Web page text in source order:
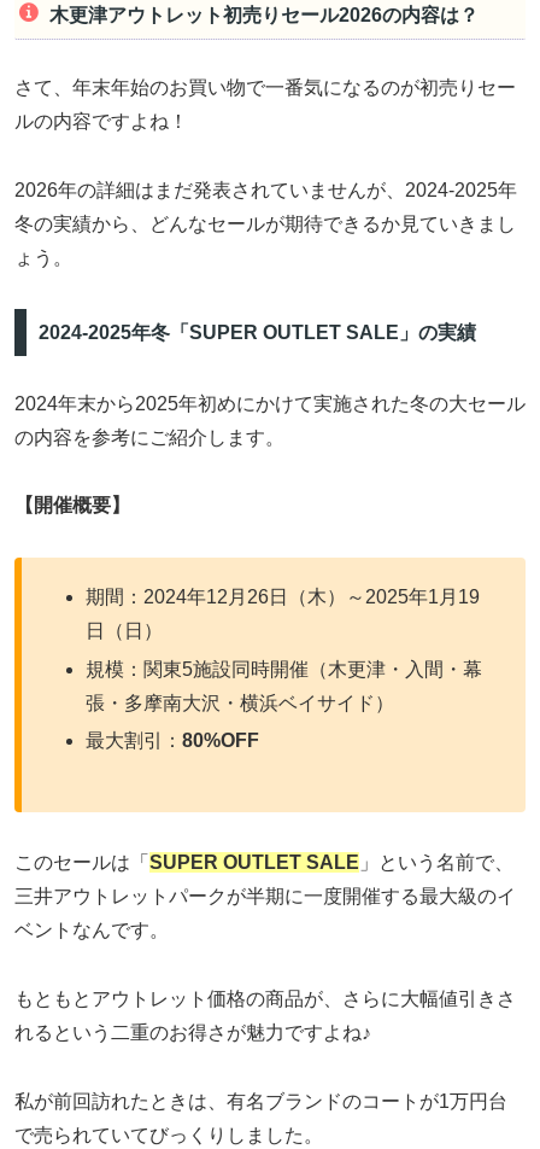
木更津アウトレット初売りセール2026の内容は？
さて、年末年始のお買い物で一番気になるのが初売りセー
ルの内容ですよね！
2026年の詳細はまだ発表されていませんが、2024-2025年
冬の実績から、どんなセールが期待できるか見ていきまし
ょう。
2024-2025年冬「SUPER OUTLET SALE」の実績
2024年末から2025年初めにかけて実施された冬の大セール
の内容を参考にご紹介します。
【開催概要】
期間：2024年12月26日（木）～2025年1月19
日（日）
規模：関東5施設同時開催（木更津・入間・幕
張・多摩南大沢・横浜ベイサイド）
最大割引：80%OFF
このセールは「 SUPER OUTLET SALE 」という名前で、
三井アウトレットパークが半期に一度開催する最大級のイ
ベントなんです。
もともとアウトレット価格の商品が、さらに大幅値引きさ
れるという二重のお得さが魅力ですよね♪
私が前回訪れたときは、有名ブランドのコートが1万円台
で売られていてびっくりしました。